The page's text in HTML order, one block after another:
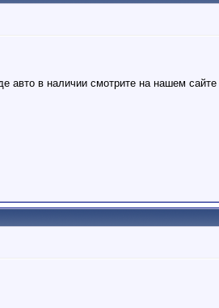
авто в наличии смотрите на нашем сайте